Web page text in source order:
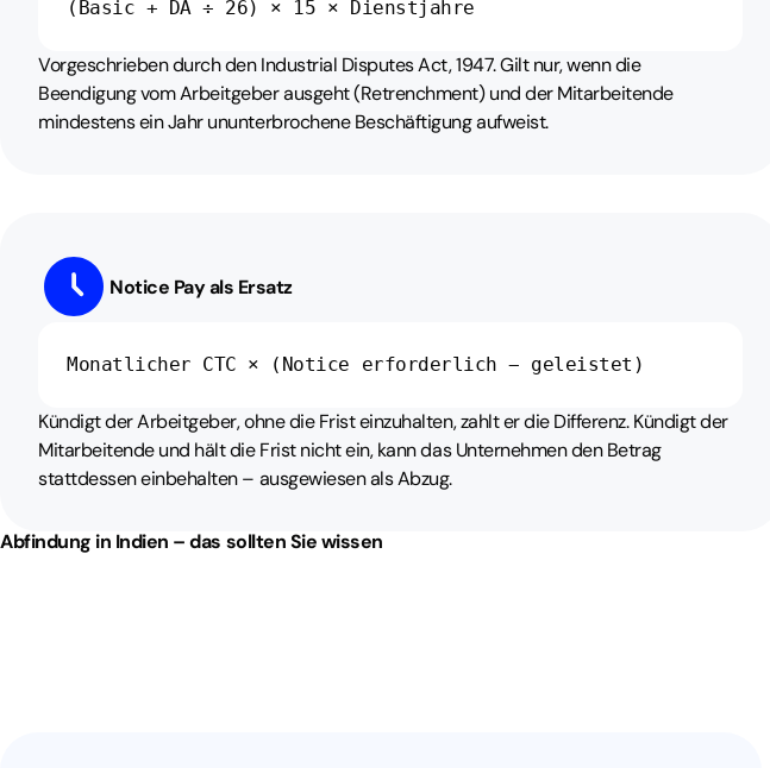
(Basic + DA ÷ 26) × 15 × Dienstjahre
Vorgeschrieben durch den Industrial Disputes Act, 1947. Gilt nur, wenn die
Beendigung vom Arbeitgeber ausgeht (Retrenchment) und der Mitarbeitende
mindestens ein Jahr ununterbrochene Beschäftigung aufweist.
Notice Pay als Ersatz
Monatlicher CTC × (Notice erforderlich − geleistet)
Kündigt der Arbeitgeber, ohne die Frist einzuhalten, zahlt er die Differenz. Kündigt der
Mitarbeitende und hält die Frist nicht ein, kann das Unternehmen den Betrag
stattdessen einbehalten – ausgewiesen als Abzug.
Abfindung in Indien – das sollten Sie wissen